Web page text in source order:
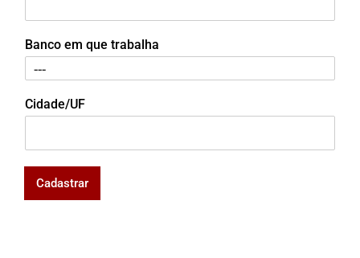
Banco em que trabalha
Cidade/UF
Cadastrar